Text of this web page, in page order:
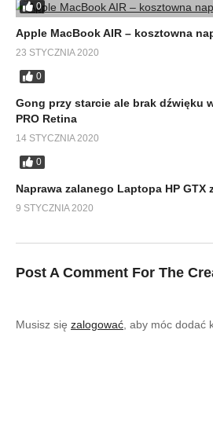
0
Apple MacBook AIR – kosztowna
23 STYCZNIA 2020
0
Gong przy starcie ale brak dźwięku
PRO Retina
14 STYCZNIA 2020
0
Naprawa zalanego Laptopa HP GTX
9 STYCZNIA 2020
Post A Comment For The
Musisz się zalogować , aby móc dodać